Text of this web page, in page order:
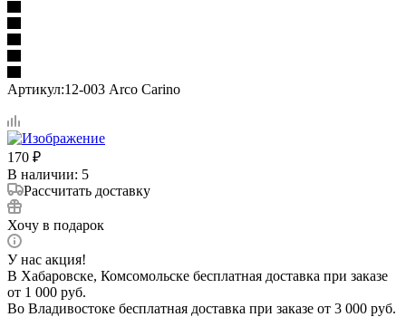
Артикул:12-003 Arco Carino
170 ₽
В наличии: 5
Рассчитать доставку
Хочу в подарок
У нас акция!
В Хабаровске, Комсомольске бесплатная доставка при заказе
от 1 000 руб.
Во Владивостоке бесплатная доставка при заказе от 3 000 руб.